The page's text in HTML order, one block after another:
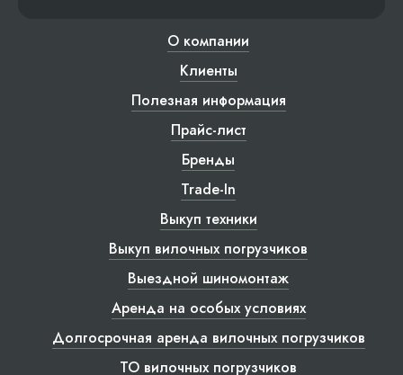
О компании
Клиенты
Полезная информация
Прайс-лист
Бренды
Trade-In
Выкуп техники
Выкуп вилочных погрузчиков
Выездной шиномонтаж
Аренда на особых условиях
Долгосрочная аренда вилочных погрузчиков
ТО вилочных погрузчиков